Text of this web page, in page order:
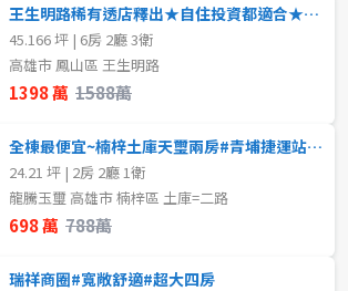
王生明路稀有透店釋出★自住投資都適合★屋主惜售
45.166 坪 | 6房 2廳 3衛
高雄市 鳳山區 王生明路
1398 萬 1588萬
全棟最便宜~楠梓土庫天璽兩房#青埔捷運站#衛浴開窗
24.21 坪 | 2房 2廳 1衛
龍騰玉璽 高雄市 楠梓區 土庫=二路
698 萬 788萬
瑞祥商圈#寬敞舒適#超大四房